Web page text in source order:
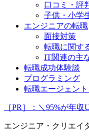
口コミ・評
子供・小学
エンジニアの転職
面接対策
転職に関す
IT関連の主
転職成功体験談
プログラミング
転職エージェン
［PR］：＼95%が年
エンジニア・クリエイ